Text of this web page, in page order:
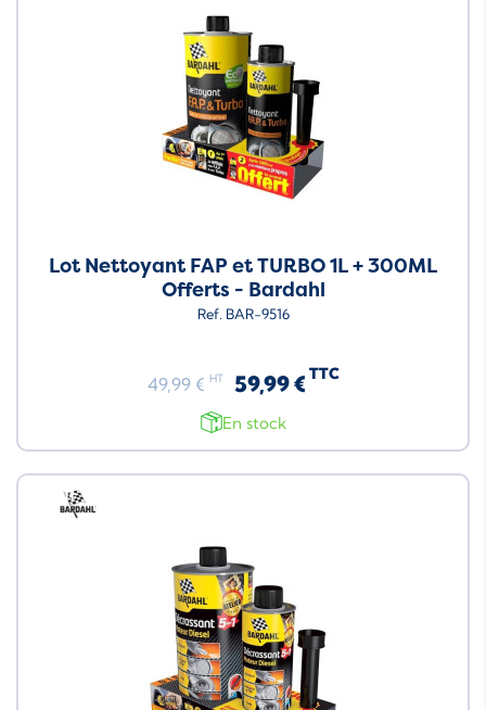
Lot Nettoyant FAP et TURBO 1L + 300ML
Offerts - Bardahl
Ref. BAR-9516
49,99 € HT 59,99 € TTC
En stock
Neuf